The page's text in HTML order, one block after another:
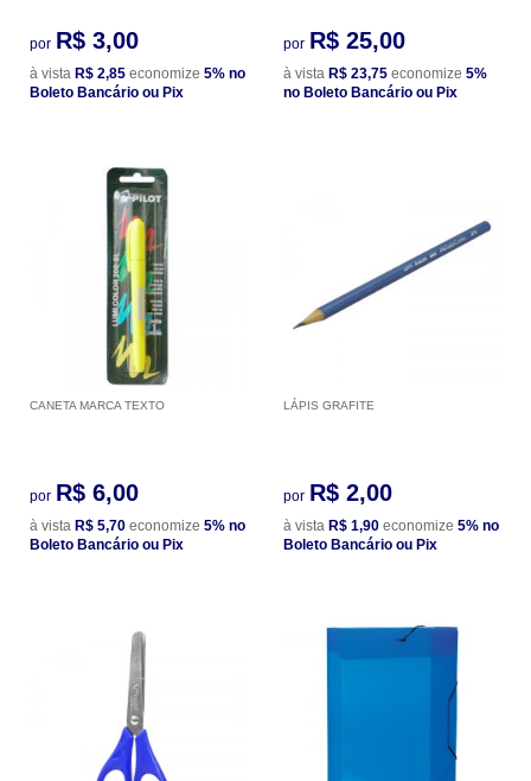
por R$ 3,00
à vista R$ 2,85 economize 5% no
Boleto Bancário ou Pix
por R$ 25,00
à vista R$ 23,75 economize 5%
no Boleto Bancário ou Pix
CANETA MARCA TEXTO
por R$ 6,00
à vista R$ 5,70 economize 5% no
Boleto Bancário ou Pix
LÁPIS GRAFITE
por R$ 2,00
à vista R$ 1,90 economize 5% no
Boleto Bancário ou Pix